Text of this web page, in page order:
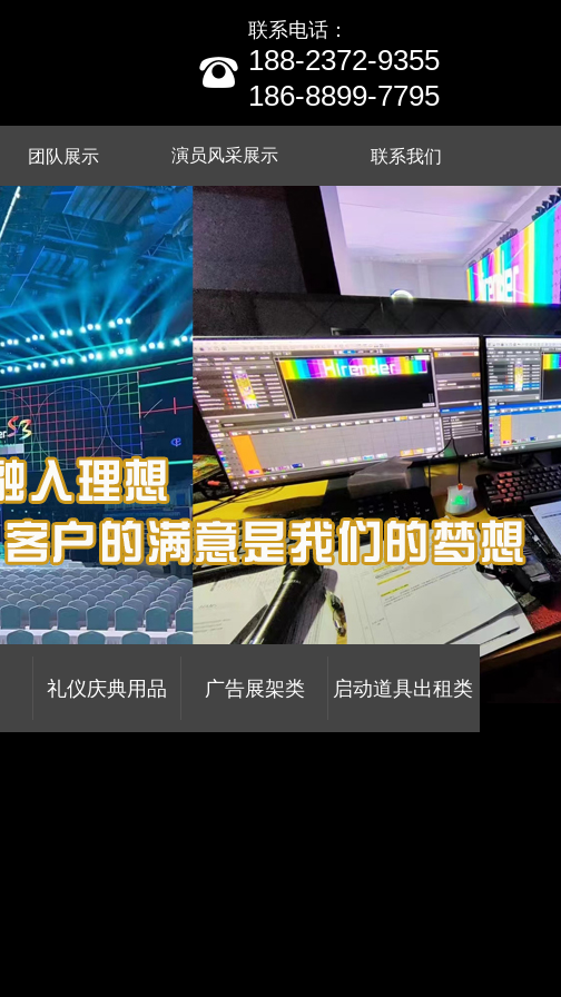
联系电话：
188-2372-9355
186-8899-7795
뀰
团队展示 演员风采展示 联系我们
礼仪庆典用品 广告展架类 启动道具出租类